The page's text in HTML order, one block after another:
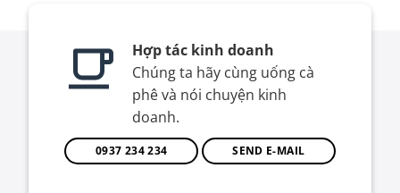
Hợp tác kinh doanh
Chúng ta hãy cùng uống cà
phê và nói chuyện kinh
doanh.
0937 234 234 SEND E-MAIL